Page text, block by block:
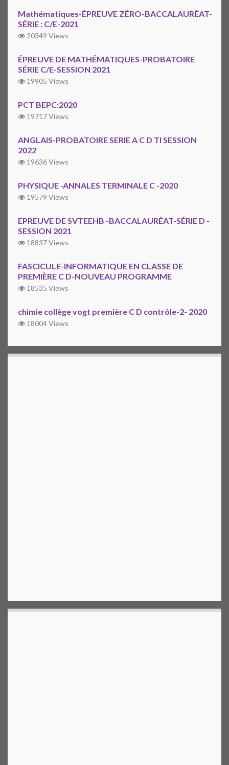
Mathématiques-ÉPREUVE ZÉRO-BACCALAURÉAT-
SÉRIE : C/E-2021
20349 Views
ÉPREUVE DE MATHÉMATIQUES-PROBATOIRE
SÉRIE C/E-SESSION 2021
19905 Views
PCT BEPC:2020
19717 Views
ANGLAIS-PROBATOIRE SERIE A C D TI SESSION
2022
19636 Views
PHYSIQUE -ANNALES TERMINALE C -2020
19579 Views
EPREUVE DE SVTEEHB -BACCALAURÉAT-SÉRIE D -
SESSION 2021
18837 Views
FASCICULE-INFORMATIQUE EN CLASSE DE
PREMIÈRE C D-NOUVEAU PROGRAMME
18535 Views
chimie collège vogt première C D contrôle-2- 2020
18004 Views